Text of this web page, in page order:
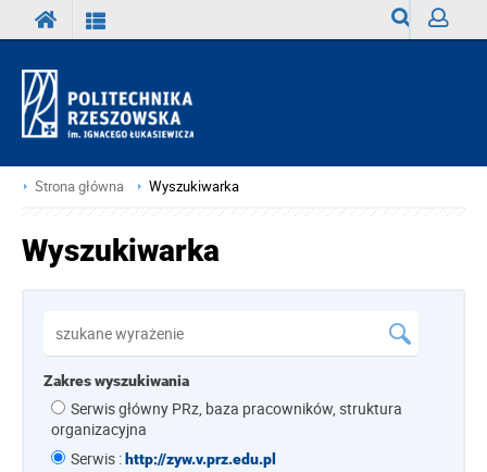
Strona główna Wyszukiwarka
Wyszukiwarka
Zakres wyszukiwania
Serwis główny PRz, baza pracowników, struktura
organizacyjna
Serwis : http://zyw.v.prz.edu.pl